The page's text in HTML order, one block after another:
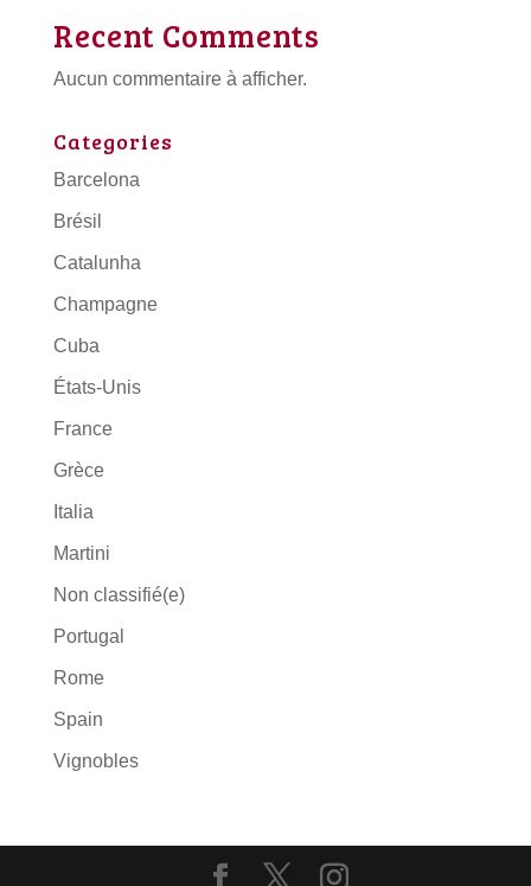
Recent Comments
Aucun commentaire à afficher.
Categories
Barcelona
Brésil
Catalunha
Champagne
Cuba
États-Unis
France
Grèce
Italia
Martini
Non classifié(e)
Portugal
Rome
Spain
Vignobles